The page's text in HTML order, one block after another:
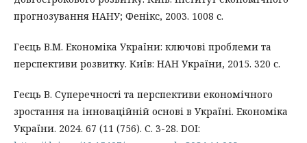
прогнозування НАНУ; Фенікс, 2003. 1008 с.
Геєць В.М. Економіка України: ключові проблеми та
перспективи розвитку. Київ: НАН України, 2015. 320 с.
Геєць В. Суперечності та перспективи економічного
зростання на інноваційній основі в Україні. Економіка
України. 2024. 67 (11 (756). С. 3-28. DOI: